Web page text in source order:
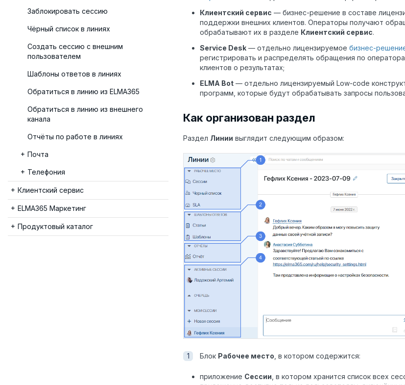
Заблокировать сессию
Чёрный список в линиях
Создать сессию с внешним
пользователем
Шаблоны ответов в линиях
Обратиться в линию из ELMA365
Обратиться в линию из внешнего
канала
Отчёты по работе в линиях
Почта
Телефония
Клиентский сервис
ELMA365 Маркетинг
Продуктовый каталог
Клиентский сервис — бизнес-решение в составе
поддержки внешних клиентов. Операторы получают
обрабатывают их в разделе Клиентский сервис.
Service Desk — отдельно лицензируемое бизнес-
регистрировать и распределять обращения по
клиентов о результатах;
ELMA Bot — отдельно лицензируемый Low-code
программ, которые будут обрабатывать запросы
Как организован раздел
Раздел Линии выглядит следующим образом:
Блок Рабочее место , в котором содержится:
приложение Сессии , в котором хранится список всех